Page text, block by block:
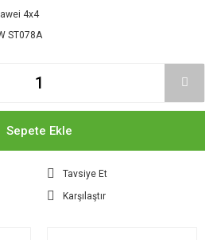
4x4
ST078A
Sepete Ekle
Tavsiye Et
Karşılaştır